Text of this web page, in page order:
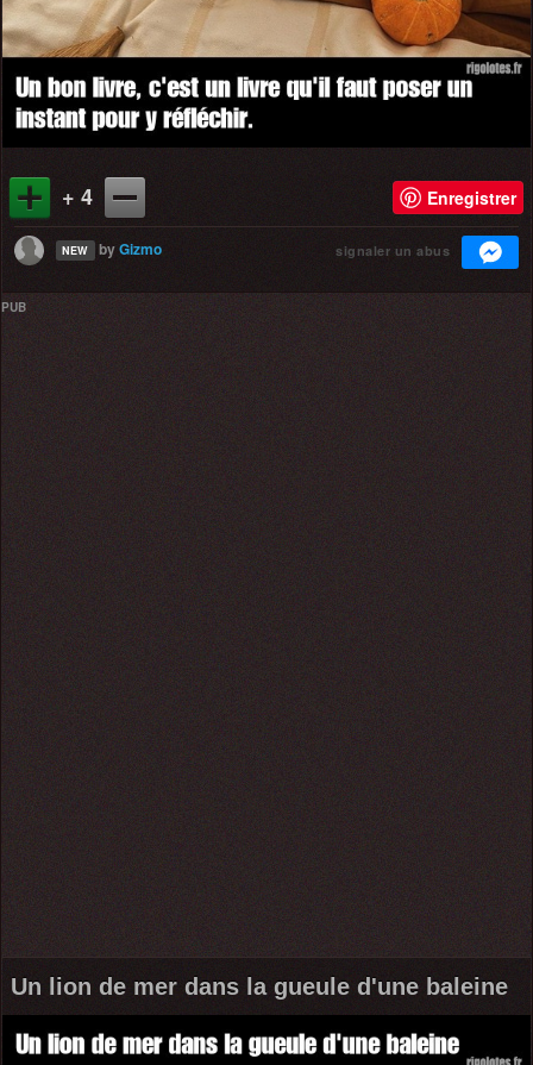
+ 4 Enregistrer
NEW byGizmo signaler un abus
PUB
Un lion de mer dans la gueule d'une baleine